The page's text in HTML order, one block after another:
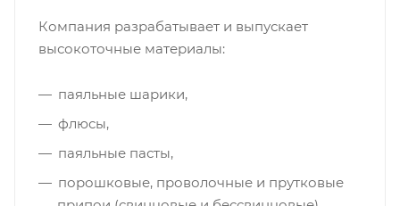
Компания разрабатывает и выпускает
высокоточные материалы:
паяльные шарики,
флюсы,
паяльные пасты,
порошковые, проволочные и прутковые